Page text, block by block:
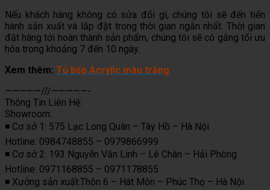
Nếu khách hàng không có sửa đổi gì, chúng tôi sẽ đến tiến
hành sản xuất và lắp đặt trong thời gian ngắn nhất. Thời gian
đặt hàng tới hoàn thành sản phẩm, chúng tôi sẽ có gắng tối ưu
hóa trong khoảng 7 đến 10 ngày.
Xem thêm: Tủ bếp Acrylic màu trắng
—————///—————-
Thông Tin Liên Hệ:
Showroom:
◾️ Cơ sở 1: 575 Lạc Long Quân – Tây Hồ – Hà Nội
Hotline: 0984748855 – 0979866999
◾️ Cơ sở 2: 193 Nguyễn Văn Linh – Lê Chân – Hải Phòng
Hotline: 0971168855 – 0971178855
◾️ Xưởng sản xuất:Thôn 6 – Hát Môn – Phúc Thọ – Hà Nội